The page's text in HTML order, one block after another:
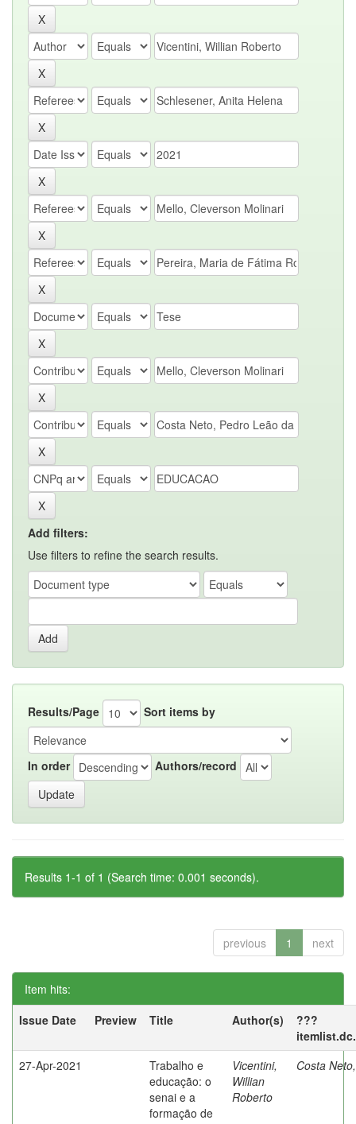
Add filters:
Use filters to refine the search results.
Results/Page Sort items by
In order Authors/record
Results 1-1 of 1 (Search time: 0.001 seconds).
previous 1 next
Item hits:
Issue Date
Preview Title Author(s)
???
27-Apr-2021
Trabalho e
educação: o
senai e a
formação de
Vicentini,
Willian
Roberto
Costa